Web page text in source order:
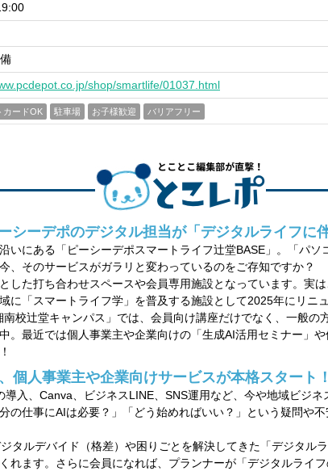
shop/smartlife/01037.html
カードOK 駐車場 お子様歓迎 バリアフリー
シーデポのデジタル担当が「デジタルライフに
いにある「ピーシーデポスマートライフ辻堂BASE」。「パ
、そのサービスがガラリと変わっているのをご存知ですか？
した打ち合わせスペースや会員専用施設となっています。実
に「スマートライフ学」を普及する施設として2025年にリニ
校辻堂キャンパス」では、会員向け講座だけでなく、一般の
。最近では個人事業主や企業向けの「生成AI活用セミナー」
個人事業主や企業向けサービスが本格スタート！
入、Canva、ビジネスLINE、SNS運用など、今や地域ビジ
の仕事にAIは必要？」「どう始めればいい？」という疑問や
タルデバイド（格差）や困りごとを解決してきた「デジタル
れます。さらに会員になれば、プランナーが「デジタルライ